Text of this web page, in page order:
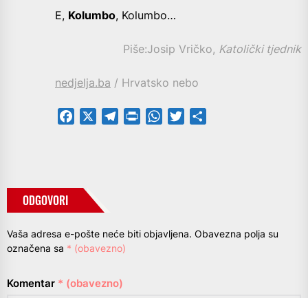
E, Kolumbo, Kolumbo…
Piše:Josip Vričko, Katolički tjednik
nedjelja.ba / Hrvatsko nebo
Facebook TelegramPrintFriendly
WhatsApp
Twitter
ODGOVORI
Vaša adresa e-pošte neće biti objavljena. Obavezna polja su
označena sa * (obavezno)
Komentar * (obavezno)